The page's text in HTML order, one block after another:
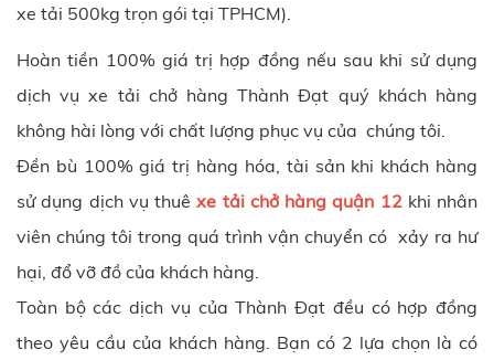
xe tải 500kg trọn gói tại TPHCM).
Hoàn tiền 100% giá trị hợp đồng nếu sau khi sử dụng
dịch vụ xe tải chở hàng Thành Đạt quý khách hàng
không hài lòng với chất lượng phục vụ của chúng tôi.
Đền bù 100% giá trị hàng hóa, tài sản khi khách hàng
sử dụng dịch vụ thuê xe tải chở hàng quận 12khi nhân
viên chúng tôi trong quá trình vận chuyển có xảy ra hư
hại, đổ vỡ đồ của khách hàng.
Toàn bộ các dịch vụ của Thành Đạt đều có hợp đồng
theo yêu cầu của khách hàng. Bạn có 2 lựa chọn là có